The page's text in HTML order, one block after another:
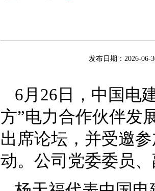
发布日期：2026-
6月26日，中国电
方”电力合作伙伴发
出席论坛，并受邀
动。公司党委委员